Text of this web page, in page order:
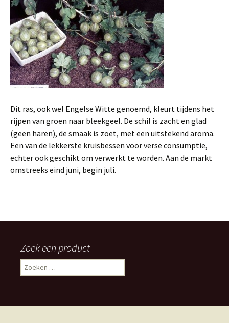
Dit ras, ook wel Engelse Witte genoemd, kleurt tijdens het
rijpen van groen naar bleekgeel. De schil is zacht en glad
(geen haren), de smaak is zoet, met een uitstekend aroma.
Een van de lekkerste kruisbessen voor verse consumptie,
echter ook geschikt om verwerkt te worden. Aan de markt
omstreeks eind juni, begin juli.
Zoek een product
Zoeken
naar: